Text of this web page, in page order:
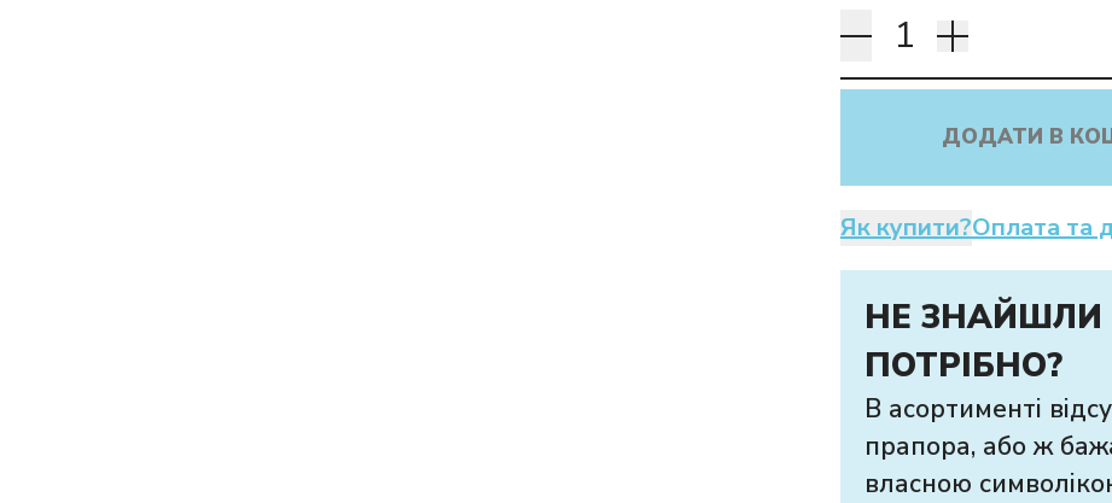
ДОДАТИ В
Як купити?Оплата та
НЕ
ПОТРІБНО?
В асортименті
прапора, або ж
власною